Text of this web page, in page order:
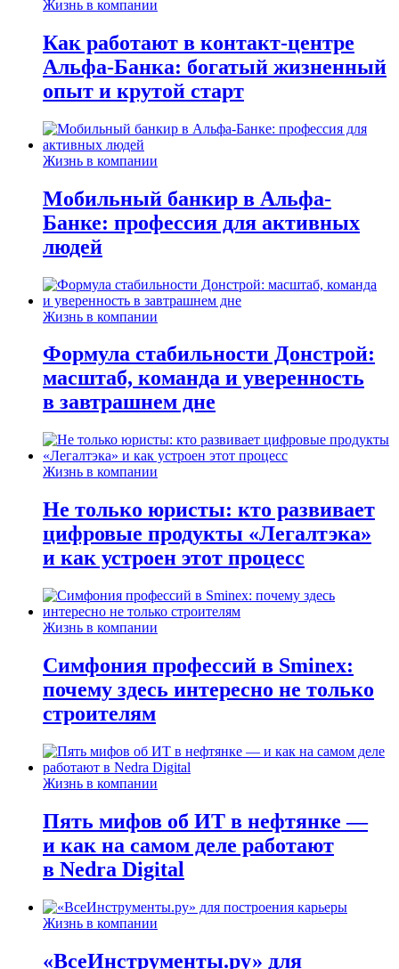
Жизнь в компании
Как работают в контакт-центре
Альфа-Банка: богатый жизненный
опыт и крутой старт
Жизнь в компании
Мобильный банкир в Альфа-
Банке: профессия для активных
людей
Жизнь в компании
Формула стабильности Донстрой:
масштаб, команда и уверенность
в завтрашнем дне
Жизнь в компании
Не только юристы: кто развивает
цифровые продукты «Легалтэка»
и как устроен этот процесс
Жизнь в компании
Симфония профессий в Sminex:
почему здесь интересно не только
строителям
Жизнь в компании
Пять мифов об ИТ в нефтянке —
и как на самом деле работают
в Nedra Digital
Жизнь в компании
«ВсеИнструменты.ру» для